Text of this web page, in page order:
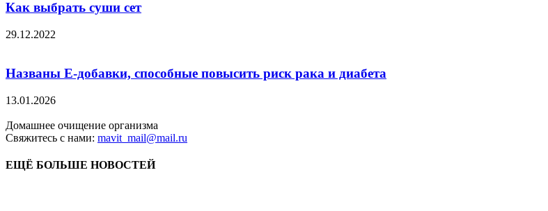
Как выбрать суши сет
29.12.2022
Названы Е-добавки, способные повысить риск рака и диабета
13.01.2026
Домашнее очищение организма
Свяжитесь с нами: mavit_mail@mail.ru
ЕЩЁ БОЛЬШЕ НОВОСТЕЙ